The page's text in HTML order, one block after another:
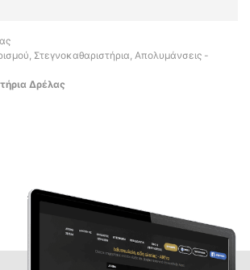
Στεγνοκαθαριστήρια, Απολυμάνσεις -
Δρέλας